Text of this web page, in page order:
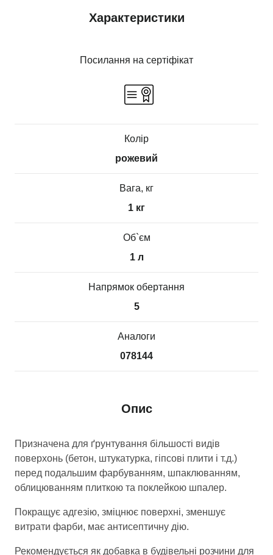
Характеристики
Посилання на сертіфікат
Колір
рожевий
Вага, кг
1 кг
Об`єм
1 л
Напрямок обертання
5
Аналоги
078144
Опис
Призначена для ґрунтування більшості видів
поверхонь (бетон, штукатурка, гіпсові плити і т.д.)
перед подальшим фарбуванням, шпаклюванням,
облицюванням плиткою та поклейкою шпалер.
Покращує адгезію, зміцнює поверхні, зменшує
витрати фарби, має антисептичну дію.
Рекомендується як добавка в будівельні розчини для